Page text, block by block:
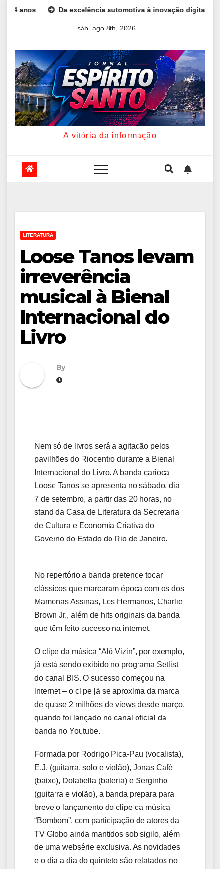
SkipDa excelência automotiva à inovação digital: a trajetória
sáb. ago 8th, 2026
A vitória da informação
LITERATURA
Loose Tanos levam
irreverência
musical à Bienal
Internacional do
Livro
By
Nem só de livros será a agitação pelos
pavilhões do Riocentro durante a Bienal
Internacional do Livro. A banda carioca
Loose Tanos se apresenta no sábado, dia
7 de setembro, a partir das 20 horas, no
stand da Casa de Literatura da Secretaria
de Cultura e Economia Criativa do
Governo do Estado do Rio de Janeiro.
No repertório a banda pretende tocar
clássicos que marcaram época com os dos
Mamonas Assinas, Los Hermanos, Charlie
Brown Jr., além de hits originais da banda
que têm feito sucesso na internet.
O clipe da música “Alô Vizin”, por exemplo,
já está sendo exibido no programa Setlist
do canal BIS. O sucesso começou na
internet – o clipe já se aproxima da marca
de quase 2 milhões de views desde março,
quando foi lançado no canal oficial da
banda no Youtube.
Formada por Rodrigo Pica-Pau (vocalista),
E.J. (guitarra, solo e violão), Jonas Café
(baixo), Dolabella (bateria) e Serginho
(guitarra e violão), a banda prepara para
breve o lançamento do clipe da música
“Bombom”, com participação de atores da
TV Globo ainda mantidos sob sigilo, além
de uma websérie exclusiva. As novidades
e o dia a dia do quinteto são relatados no